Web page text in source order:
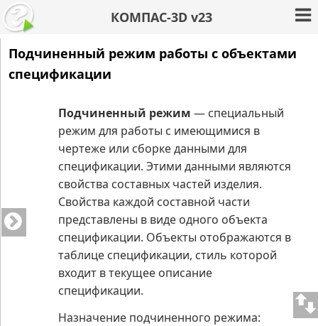
КОМПАС-3D v23
Подчиненный режим работы с объектами
спецификации
Подчиненный режим — специальный
режим для работы с имеющимися в
чертеже или сборке данными для
спецификации. Этими данными являются
свойства составных частей изделия.
Свойства каждой составной части
представлены в виде одного объекта
спецификации. Объекты отображаются в
таблице спецификации, стиль которой
входит в текущее описание
спецификации.
Назначение подчиненного режима: